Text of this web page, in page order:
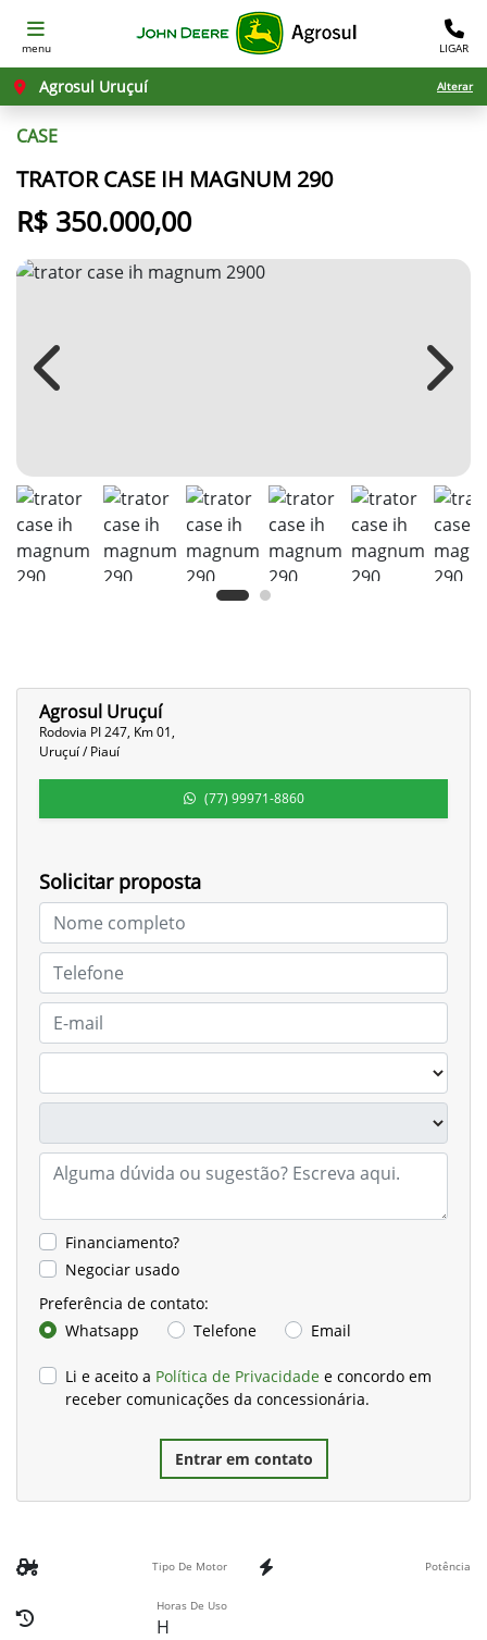
menu LIGAR
Agrosul Uruçuí Alterar
CASE
TRATOR CASE IH MAGNUM 290
R$ 350.000,00
Previous Next
Agrosul Uruçuí
Rodovia PI 247, Km 01,
Uruçuí / Piauí
(77) 99971-8860
Solicitar proposta
Financiamento?
Negociar usado
Preferência de contato:
Whatsapp
Telefone Email
Li e aceito a Política de Privacidade e concordo em
receber comunicações da concessionária.
Entrar em contato
Tipo De Motor Potência
Horas De Uso
H